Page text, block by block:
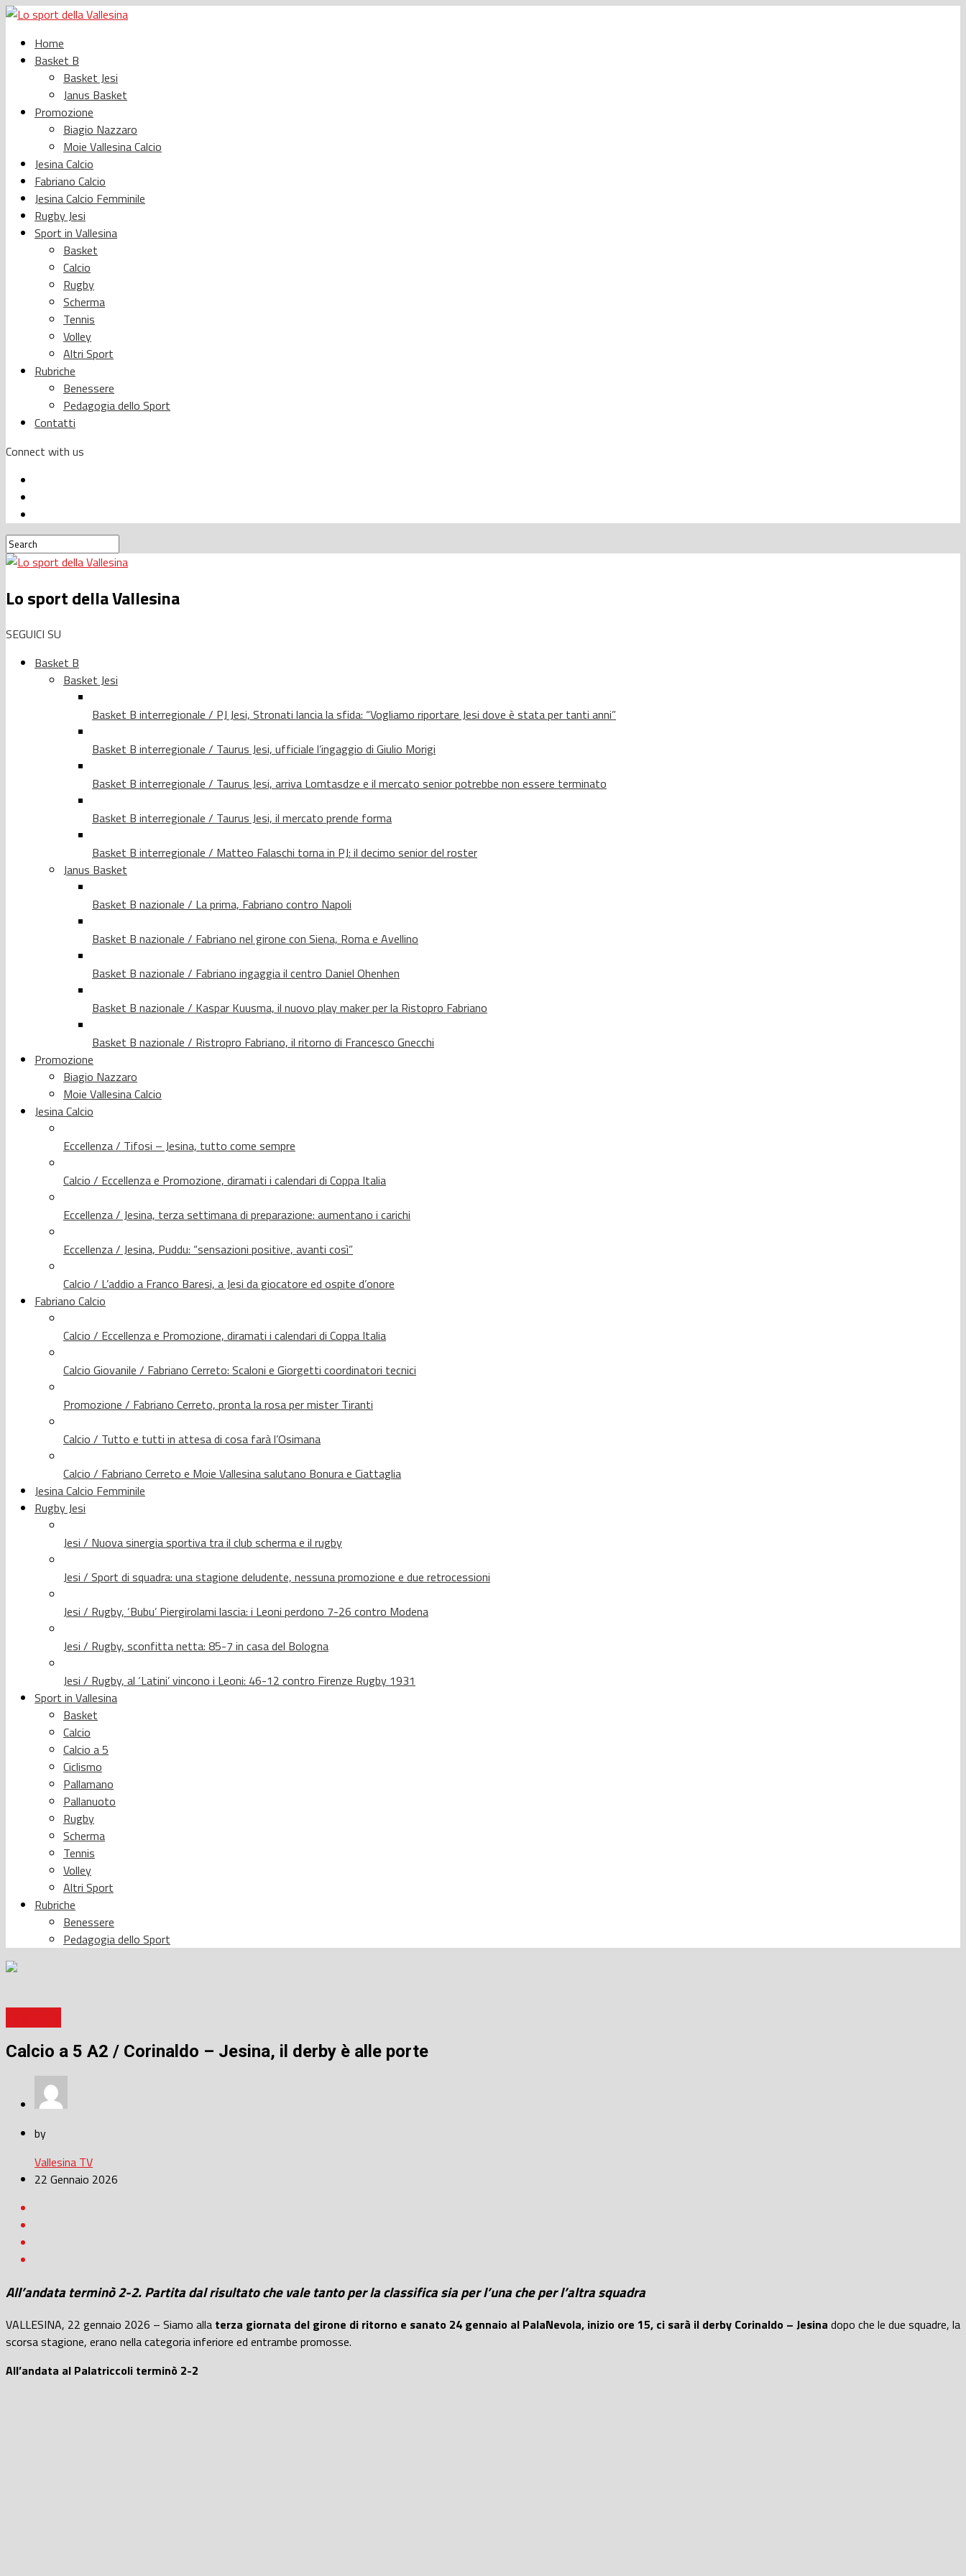
Home
Basket B
Basket Jesi
Janus Basket
Promozione
Biagio Nazzaro
Moie Vallesina Calcio
Jesina Calcio
Fabriano Calcio
Jesina Calcio Femminile
Rugby Jesi
Sport in Vallesina
Basket
Calcio
Rugby
Scherma
Tennis
Volley
Altri Sport
Rubriche
Benessere
Pedagogia dello Sport
Contatti
Connect with us
Lo sport della Vallesina
SEGUICI SU
Basket B
Basket Jesi
Basket B interregionale / PJ Jesi, Stronati lancia la sfida: “Vogliamo riportare Jesi dove è stata per tanti anni”
Basket B interregionale / Taurus Jesi, ufficiale l’ingaggio di Giulio Morigi
Basket B interregionale / Taurus Jesi, arriva Lomtasdze e il mercato senior potrebbe non essere terminato
Basket B interregionale / Taurus Jesi, il mercato prende forma
Basket B interregionale / Matteo Falaschi torna in PJ: il decimo senior del roster
Janus Basket
Basket B nazionale / La prima, Fabriano contro Napoli
Basket B nazionale / Fabriano nel girone con Siena, Roma e Avellino
Basket B nazionale / Fabriano ingaggia il centro Daniel Ohenhen
Basket B nazionale / Kaspar Kuusma, il nuovo play maker per la Ristopro Fabriano
Basket B nazionale / Ristropro Fabriano, il ritorno di Francesco Gnecchi
Promozione
Biagio Nazzaro
Moie Vallesina Calcio
Jesina Calcio
Eccellenza / Tifosi – Jesina, tutto come sempre
Calcio / Eccellenza e Promozione, diramati i calendari di Coppa Italia
Eccellenza / Jesina, terza settimana di preparazione: aumentano i carichi
Eccellenza / Jesina, Puddu: “sensazioni positive, avanti così”
Calcio / L’addio a Franco Baresi, a Jesi da giocatore ed ospite d’onore
Fabriano Calcio
Calcio / Eccellenza e Promozione, diramati i calendari di Coppa Italia
Calcio Giovanile / Fabriano Cerreto: Scaloni e Giorgetti coordinatori tecnici
Promozione / Fabriano Cerreto, pronta la rosa per mister Tiranti
Calcio / Tutto e tutti in attesa di cosa farà l’Osimana
Calcio / Fabriano Cerreto e Moie Vallesina salutano Bonura e Ciattaglia
Jesina Calcio Femminile
Rugby Jesi
Jesi / Nuova sinergia sportiva tra il club scherma e il rugby
Jesi / Sport di squadra: una stagione deludente, nessuna promozione e due retrocessioni
Jesi / Rugby, ‘Bubu’ Piergirolami lascia: i Leoni perdono 7-26 contro Modena
Jesi / Rugby, sconfitta netta: 85-7 in casa del Bologna
Jesi / Rugby, al ‘Latini’ vincono i Leoni: 46-12 contro Firenze Rugby 1931
Sport in Vallesina
Basket
Calcio
Calcio a 5
Ciclismo
Pallamano
Pallanuoto
Rugby
Scherma
Tennis
Volley
Altri Sport
Rubriche
Benessere
Pedagogia dello Sport
Calcio a 5 A2 / Corinaldo – Jesina, il derby è alle porte
by
Vallesina TV
22 Gennaio 2026
All’andata terminò 2-2. Partita dal risultato che vale tanto per la classifica sia per l’una che per l’altra squadra
VALLESINA, 22 gennaio 2026 – Siamo alla terza giornata del girone di ritorno e sanato 24 gennaio al PalaNevola, inizio ore 15, ci sarà il derby Corinaldo – Jesina dopo che le due squadre, la
scorsa stagione, erano nella categoria inferiore ed entrambe promosse.
All’andata al Palatriccoli terminò 2-2